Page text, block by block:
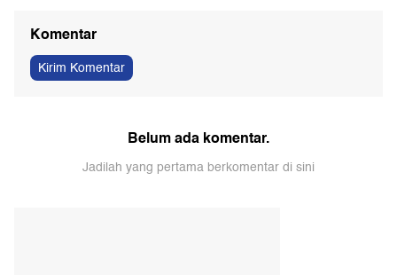
Komentar
Kirim Komentar
Belum ada komentar.
Jadilah yang pertama berkomentar di sini